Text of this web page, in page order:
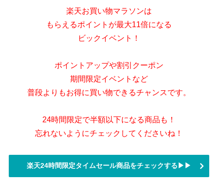
楽天お買い物マラソンは
もらえるポイントが最大11倍になる
ビックイベント！
ポイントアップや割引クーポン
期間限定イベントなど
普段よりもお得に買い物できるチャンスです。
24時間限定で半額以下になる商品も！
忘れないようにチェックしてくださいね！
楽天24時間限定タイムセール商品をチェックする▶▶